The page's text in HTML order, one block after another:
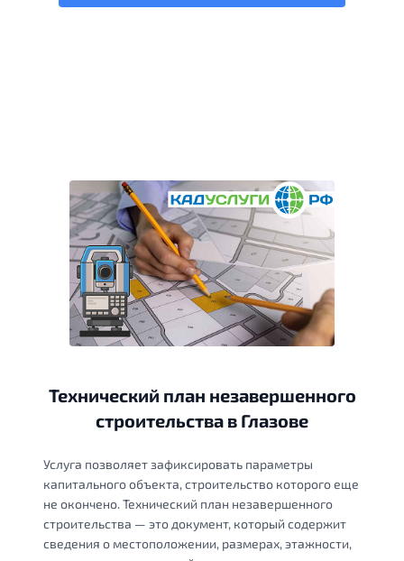
Технический план незавершенного
строительства в Глазове
Услуга позволяет зафиксировать параметры
капитального объекта, строительство которого еще
не окончено. Технический план незавершенного
строительства — это документ, который содержит
сведения о местоположении, размерах, этажности,